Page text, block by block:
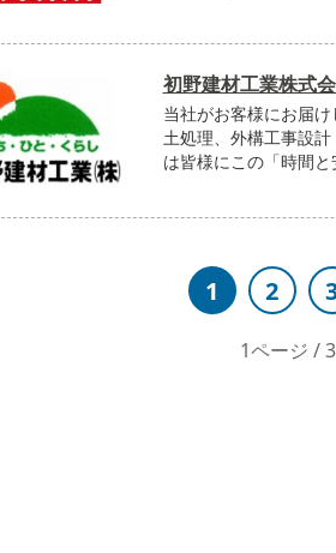
初野建材工業株式
当社がお客様にお届
土処理、外構工事設
は皆様にこの「時間
1 2
1ページ /